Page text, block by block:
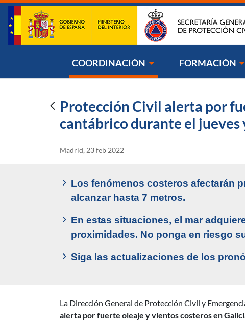
Saltar al contenido
COORDINACIÓN FORMACIÓN
Protección Civil alerta por
cantábrico durante el jueves
Madrid, 23 feb 2022
Los fenómenos costeros afectarán
alcanzar hasta 7 metros.
En estas situaciones, el mar
proximidades. No ponga en riesgo
Siga las actualizaciones de los
La Dirección General de Protección Civil y
alerta por fuerte oleaje y vientos costeros en